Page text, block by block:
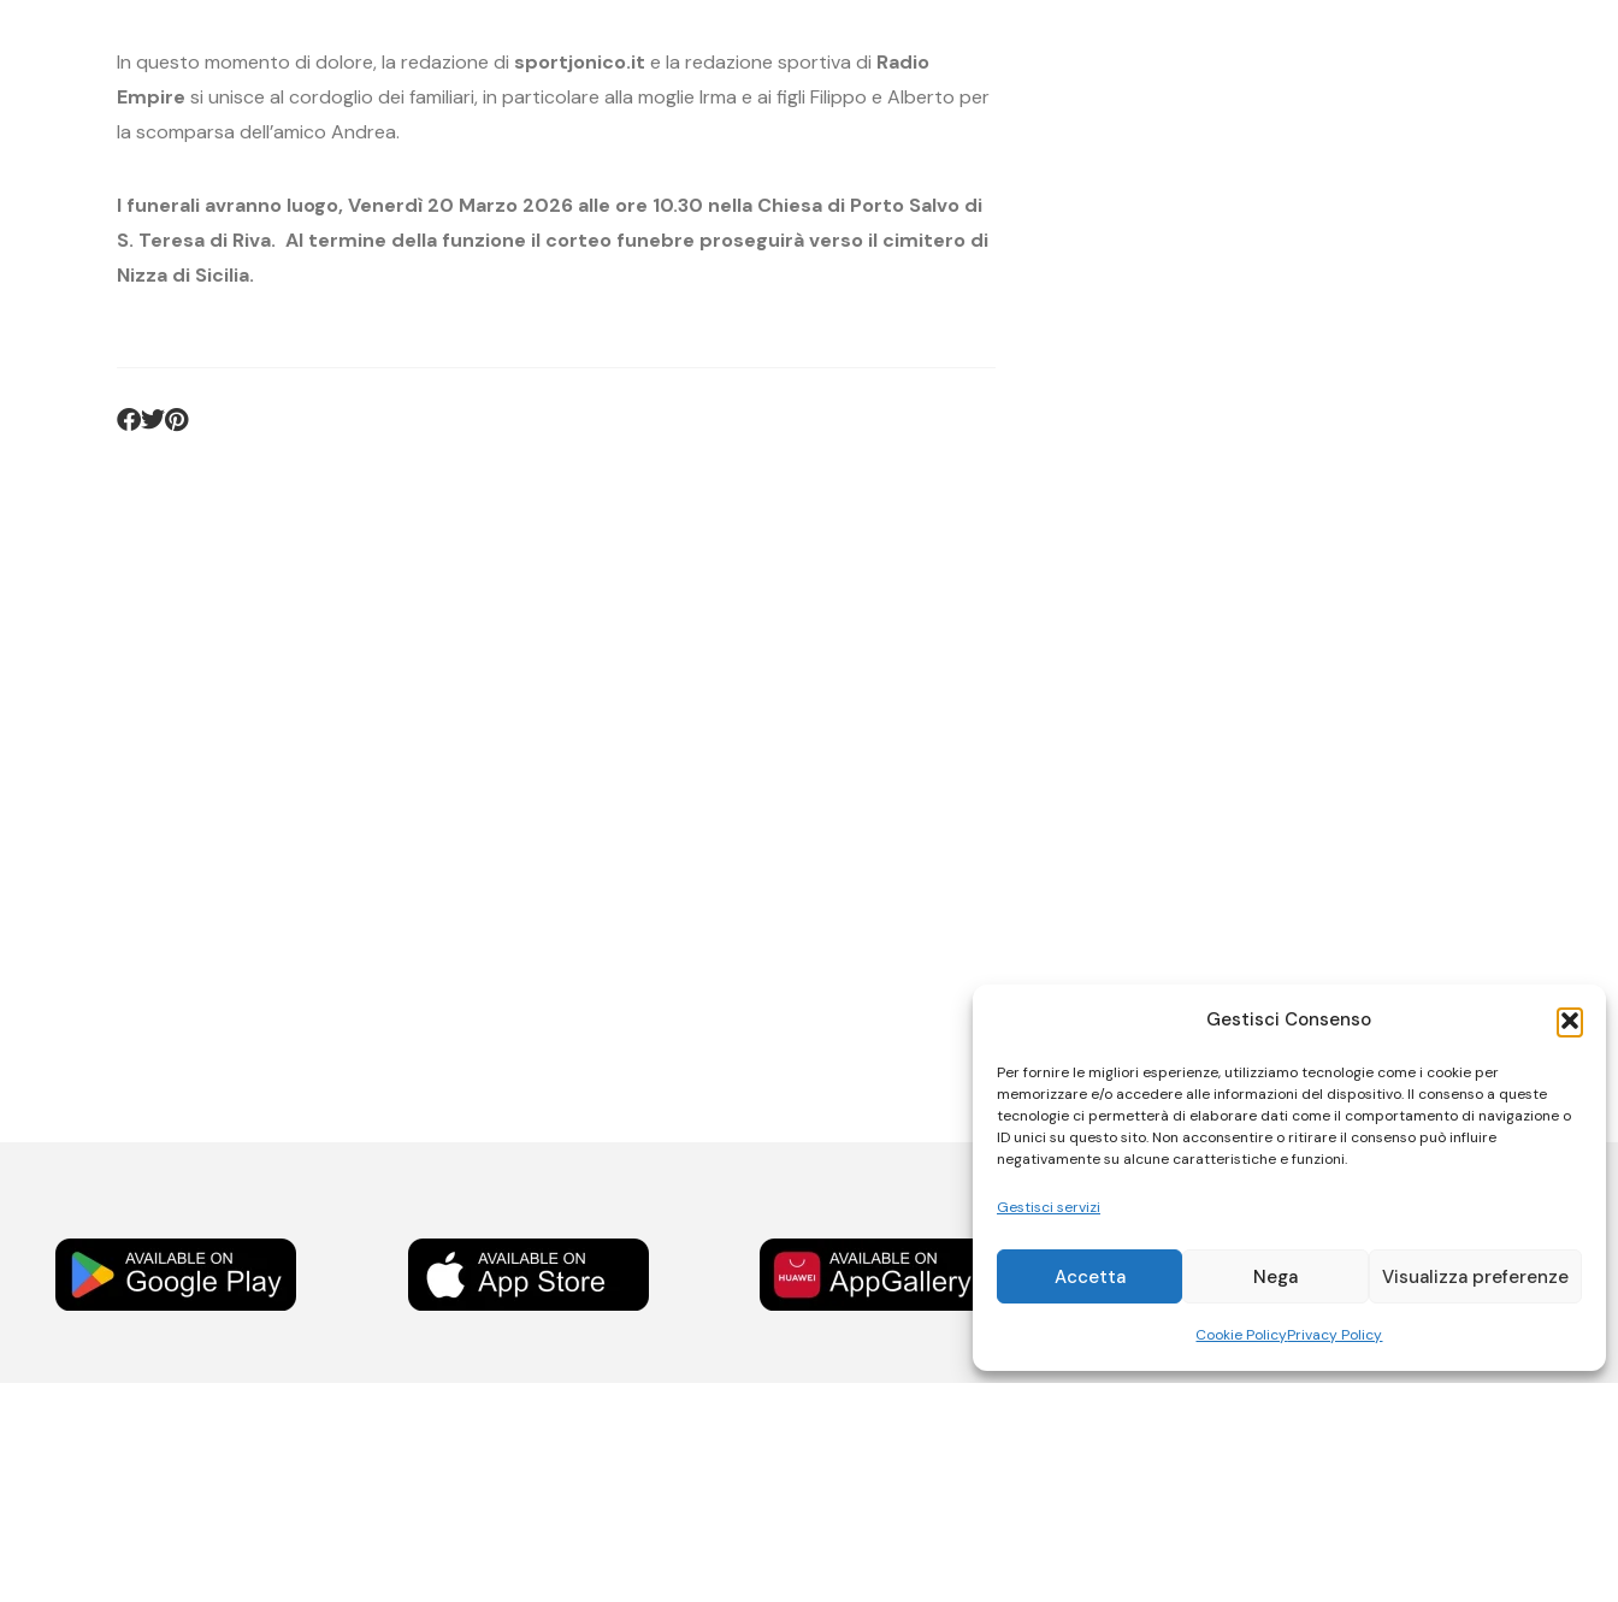
Gestisci Consenso
Per fornire le migliori esperienze, utilizziamo tecnologie come i cookie per
memorizzare e/o accedere alle informazioni del dispositivo. Il consenso a queste
tecnologie ci permetterà di elaborare dati come il comportamento di navigazione o
ID unici su questo sito. Non acconsentire o ritirare il consenso può influire
negativamente su alcune caratteristiche e funzioni.
Gestisci servizi
Accetta Nega Visualizza preferenze
Cookie PolicyPrivacy Policy
In questo momento di dolore, la redazione di sportjonico.it e la redazione sportiva di Radio
Empire si unisce al cordoglio dei familiari, in particolare alla moglie Irma e ai figli Filippo e Alberto per
la scomparsa dell’amico Andrea.
I funerali avranno luogo, Venerdì 20 Marzo 2026 alle ore 10.30 nella Chiesa di Porto Salvo di
S. Teresa di Riva. Al termine della funzione il corteo funebre proseguirà verso il cimitero di
Nizza di Sicilia.